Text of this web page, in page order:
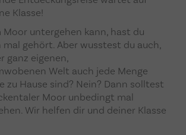
Klasse!
Moor untergehen kann, hast du
gehört. Aber wusstest du auch,
ganz eigenen,
Welt auch jede Menge
zu Hause sind? Nein? Dann solltest
Moor unbedingt mal
Wir helfen dir und deiner Klasse